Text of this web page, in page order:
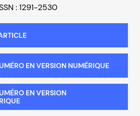
: 1291-2530
EN VERSION NUMÉRIQUE
EN VERSION